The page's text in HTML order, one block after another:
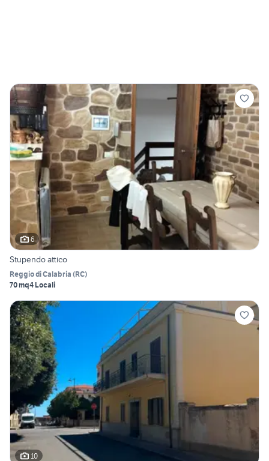
6
Stupendo attico
Reggio di Calabria (RC)
70 mq4 Locali
10